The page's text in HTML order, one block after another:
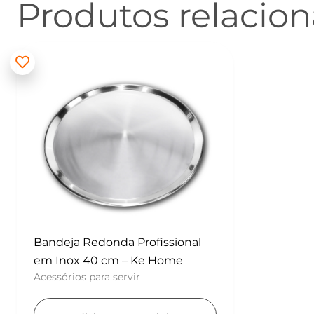
Produtos
Bandeja Redonda Profissional
em Inox 40 cm – Ke Home
Acessórios para servir